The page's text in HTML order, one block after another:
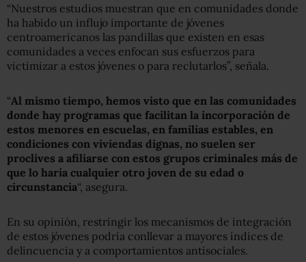
“Nuestros estudios muestran que en comunidades donde
ha habido un influjo importante de jóvenes
centroamericanos las pandillas que existen en esas
comunidades a veces enfocan sus esfuerzos para
victimizar a estos jóvenes o para reclutarlos”, señala.
“Al mismo tiempo, hemos visto que en las comunidades
donde hay programas que facilitan la incorporación de
estos menores en escuelas, en familias estables, en
condiciones con viviendas dignas, no suelen ser
proclives a afiliarse con estos grupos criminales más de
que lo haría cualquier otro joven de su edad o
circunstancia“, asegura.
En su opinión, restringir los mecanismos de integración
de estos jóvenes podría conllevar a mayores índices de
delincuencia y a comportamientos antisociales.